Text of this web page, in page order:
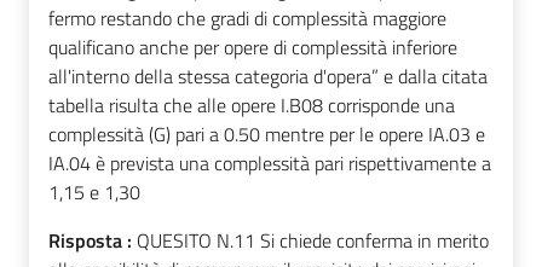
fermo restando che gradi di complessità maggiore
qualificano anche per opere di complessità inferiore
all'interno della stessa categoria d'opera” e dalla citata
tabella risulta che alle opere I.B08 corrisponde una
complessità (G) pari a 0.50 mentre per le opere IA.03 e
IA.04 è prevista una complessità pari rispettivamente a
1,15 e 1,30
Risposta : QUESITO N.11 Si chiede conferma in merito